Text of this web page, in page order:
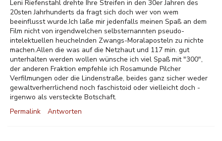
Leni Riefenstahl drehte Ihre Streifen in den 30er Jahren des
20sten Jahrhunderts da fragt sich doch wer von wem
beeinflusst wurde.Ich laße mir jedenfalls meinen Spaß an dem
Film nicht von irgendwelchen selbsternannten pseudo-
intelektuellen heuchelnden Zwangs-Moralaposteln zu nichte
machen.Allen die was auf die Netzhaut und 117 min. gut
unterhalten werden wollen wünsche ich viel Spaß mit "300",
der anderen Fraktion empfehle ich Rosamunde Pilcher
Verfilmungen oder die Lindenstraße, beides ganz sicher weder
gewaltverherrlichend noch faschistoid oder vielleicht doch -
irgenwo als versteckte Botschaft.
Permalink
Antworten